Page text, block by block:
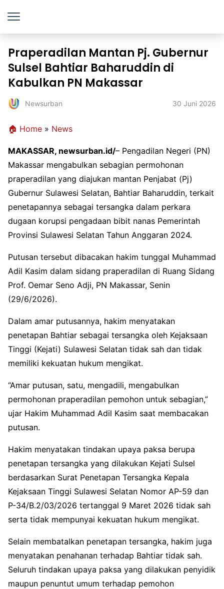
Praperadilan Mantan Pj. Gubernur
Sulsel Bahtiar Baharuddin di
Kabulkan PN Makassar
Newsurban 30 Juni 2026
🏠 Home » News
MAKASSAR, newsurban.id/– Pengadilan Negeri (PN)
Makassar mengabulkan sebagian permohonan
praperadilan yang diajukan mantan Penjabat (Pj)
Gubernur Sulawesi Selatan, Bahtiar Baharuddin, terkait
penetapannya sebagai tersangka dalam perkara
dugaan korupsi pengadaan bibit nanas Pemerintah
Provinsi Sulawesi Selatan Tahun Anggaran 2024.
Putusan tersebut dibacakan hakim tunggal Muhammad
Adil Kasim dalam sidang praperadilan di Ruang Sidang
Prof. Oemar Seno Adji, PN Makassar, Senin
(29/6/2026).
Dalam amar putusannya, hakim menyatakan
penetapan Bahtiar sebagai tersangka oleh Kejaksaan
Tinggi (Kejati) Sulawesi Selatan tidak sah dan tidak
memiliki kekuatan hukum mengikat.
“Amar putusan, satu, mengadili, mengabulkan
permohonan praperadilan pemohon untuk sebagian,”
ujar Hakim Muhammad Adil Kasim saat membacakan
putusan.
Hakim menyatakan tindakan upaya paksa berupa
penetapan tersangka yang dilakukan Kejati Sulsel
berdasarkan Surat Penetapan Tersangka Kepala
Kejaksaan Tinggi Sulawesi Selatan Nomor AP-59 dan
P-34/B.2/03/2026 tertanggal 9 Maret 2026 tidak sah
serta tidak mempunyai kekuatan hukum mengikat.
Selain membatalkan penetapan tersangka, hakim juga
menyatakan penahanan terhadap Bahtiar tidak sah.
Seluruh tindakan upaya paksa yang dilakukan penyidik
maupun penuntut umum terhadap pemohon